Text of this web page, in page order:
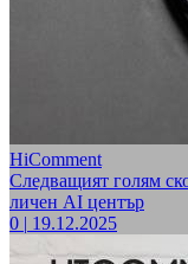
HiComment
Следващият голям
личен AI център
0
19.12.2025